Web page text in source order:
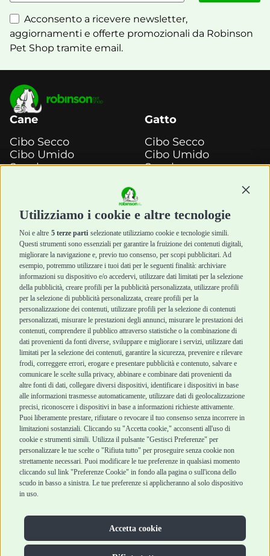
Utilizziamo i cookie e altre tecnologie
Noi e altre 5 terze parti selezionate utilizziamo cookie e tecnologie simili.
Questi strumenti sono essenziali per garantire la fruizione dei contenuti digitali,
migliorare la navigazione e, previo tuo consenso, per scopi pubblicitari. Ad
esempio, potremmo utilizzare i tuoi dati per le seguenti finalità: archiviare
informazioni su dispositivo e/o accedervi, utilizzare dati limitati per la selezione
della pubblicità, creare profili per la pubblicità personalizzata, utilizzare profili
per la selezione di pubblicità personalizzata, creare profili per la
personalizzazione dei contenuti, utilizzare profili per la selezione di contenuti
personalizzati, misurare le prestazioni degli annunci, misurare le prestazioni dei
contenuti, comprendere il pubblico attraverso statistiche o la combinazione di
dati provenienti da fonti diverse, sviluppare e migliorare i servizi, utilizzare dati
limitati per la selezione dei contenuti, garantire la sicurezza, prevenire e rilevare
frodi, correggere errori, erogare e presentare pubblicità e contenuto, salvare e
comunicare le scelte sulla privacy, abbinare e combinare dati provenienti da
altre fonti di dati, collegare diversi dispositivi, identificare i dispositivi in base
alle informazioni trasmesse automaticamente, utilizzare dati di geolocalizzazione
precisi, riconoscere i dispositivi in base a informazioni richieste attivamente.
Puoi liberamente prestare, rifiutare o revocare il tuo consenso senza incorrere in
limitazioni sostanziali. Cliccando su "Accetta cookie," acconsenti all'uso di
cookie e strumenti simili. Utilizza il pulsante "Gestisci Preferenze" per
personalizzare le tue scelte o "Rifiuta tutto" per proseguire senza cookie non
strettamente necessari. Puoi modificare le tue preferenze in qualsiasi momento
cliccando sul link "Preferenze Cookie" in fondo alla pagina o sull'icona dello
scudo in basso a sinistra. Le tue preferenze si applicheranno al solo dispositivo
in uso.
Accetta cookie
Acconsento a ricevere newsletter,
aggiornamenti e offerte promozionali da Robinson
Pet Shop tramite email.
Cane
Cibo Secco
Cibo Umido
Snack e
Igiene e Pulizia
Accessori
Cani Mini
Top Quality
Gatto
Cibo Secco
Cibo Umido
Snack e
Igiene e Pulizia
Accessori
Top Quality
Robinson Pet Shop
Chi siamo
Punti vendita
Marchi
Blog
Assistenza Robinson
Pet Shop
Offerte
Promozioni
Recensioni Feedaty
Acquisti sicuri
Termini e condizioni
di vendita
Cashback
Metodi di
pagamento
Recesso e Reso
Spedizioni
Robinson Pet Shop S.r.l.
Via V. Giovanni Schiaparelli, 21 – 47122 Forlì (FC)
P.iva 04095130409 | REA: FO 329541
info@robinsonpetshop.it | Tel. 0543 096850
Copyright © 2025 Robinsonpetshop.it s.r.l. – Tutti i diritti
Privacy Policy|Cookie Policy